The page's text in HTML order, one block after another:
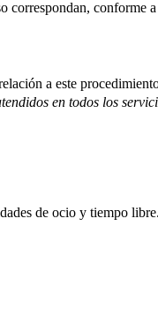
correspondan,
a este
en todos los
de ocio y tiempo libre.